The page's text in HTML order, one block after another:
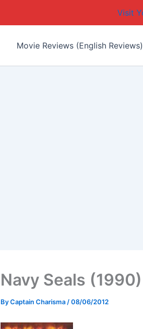
Visit
Movie Reviews (English Reviews)
Navy Seals (1990)
ByCaptain Charisma/08/06/2012